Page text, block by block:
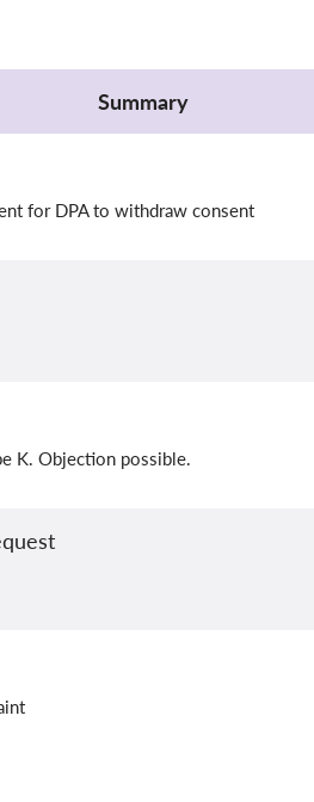
Summary
for DPA to withdraw consent
K. Objection possible.